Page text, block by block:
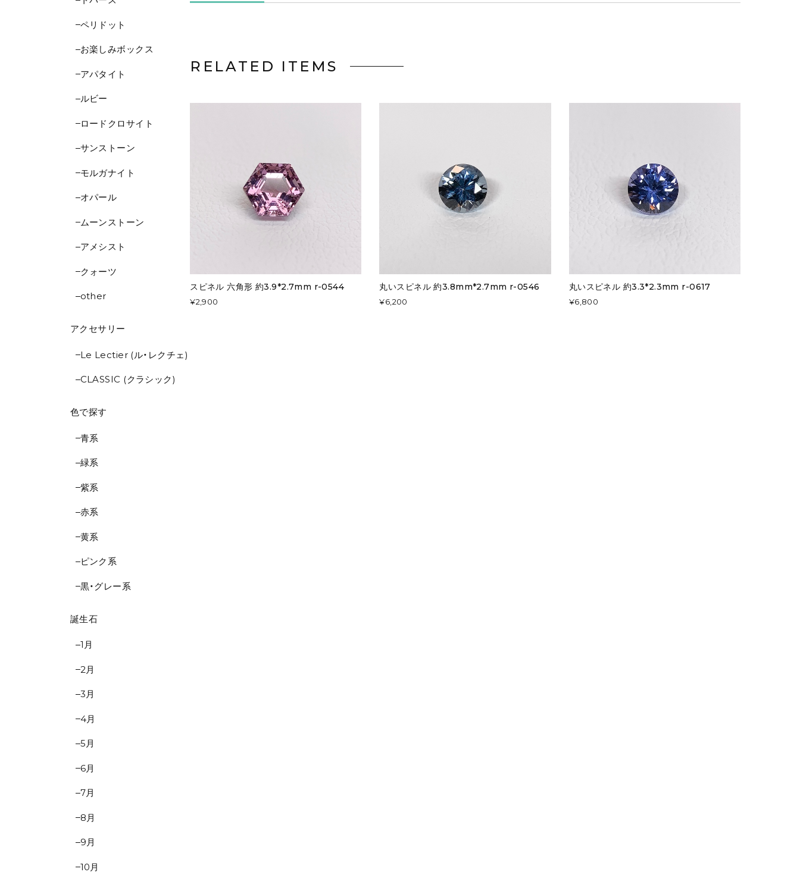
ペリドット
お楽しみボックス
アパタイト
ルビー
ロードクロサイト
サンストーン
モルガナイト
オパール
ムーンストーン
アメシスト
クォーツ
other
アクセサリー
Le Lectier (ル・レクチェ)
CLASSIC (クラシック)
色で探す
青系
緑系
紫系
赤系
黄系
ピンク系
黒・グレー系
誕生石
1月
2月
3月
4月
5月
6月
7月
8月
9月
10月
RELATED ITEMS
スピネル 六角形 約3.9*2.7mm r-0544
¥2,900
丸いスピネル 約3.8mm*2.7mm r-0546
¥6,200
丸いスピネル 約3.3*2.3mm r-0617
¥6,800